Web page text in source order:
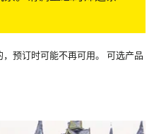
预订时可能不再可用。 可选产品